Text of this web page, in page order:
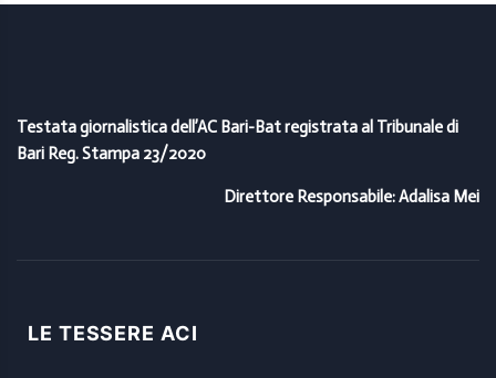
Testata giornalistica dell’AC Bari-Bat registrata al Tribunale di
Bari Reg. Stampa 23/2020
Direttore Responsabile: Adalisa Mei
LE TESSERE ACI